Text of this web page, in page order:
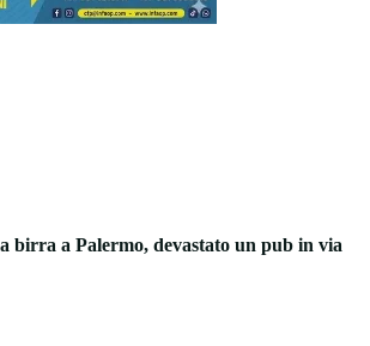
birra a Palermo, devastato un pub in via